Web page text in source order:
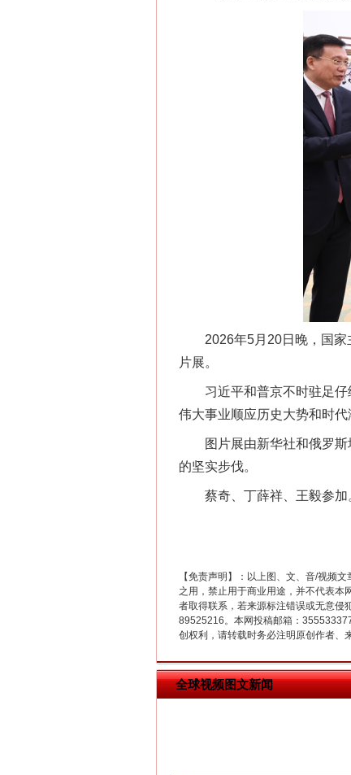
2026年5月20日晚，国家主
片展。
习近平和普京不时驻足仔
伟大事业顺应历史大势和时
图片展由新华社和俄罗斯
的坚实步伐。
蔡奇、丁薛祥、王毅参加
【免责声明】：以上图、文、音/视频
之用，禁止用于商业用途，并不代表本
者取得联系，若来源标注错误或无意
89525216。本网投稿邮箱：
创权利，请转载时务必注明原创作者、
全球视频图文新闻
在谋一域中谋全局
习近平的博鳌关键词